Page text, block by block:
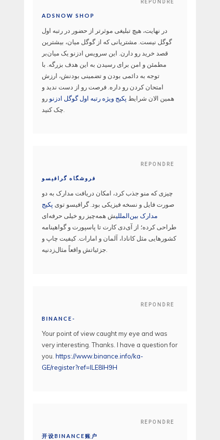
REPONDRE
ADSNOW SHOP
در نهایت، هیچ تبلیغی موثرتر از حضور در رتبه اول
گوگل نیست. مشتریانی که از گوگل میان، بیشترین
قصد خرید رو دارن. این سرویس ادزنو یک میان‌بر
مطمئن و امن برای رسیدن به این هدف بزرگه. با
توجه به دائمی بودن و تضمینی بودنش، ارزش
امتحان کردن رو داره. فرصت رو از دست ندید و
همین الان شرایط پکیج ویژه رتبه اول گوگل ادزنو رو
REPONDRE
فروشگاه گرافیسو
چیزی که منو جذب کرد، امکان دریافت مدارک به دو
صورت فایل و نسخه فیزیکی بود. گرافیسو توی پکیج
مدارک بین‌المللیش همه‌چیز رو خیلی حرفه‌ای
طراحی کرده؛ از آی‌دی کارت تا پاسپورت و گواهینامه
کشورهایی مثل کانادا، آلمان و امارات. کیفیت چاپ و
جزئیاتش واقعاً مثال‌زدنیه.
REPONDRE
BINANCE-
Your point of view caught my eye and was
very interesting. Thanks. I have a question for
you. https://www.binance.info/ka-
GE/register?ref=ILE8IH9H
REPONDRE
开设BINANCE账户